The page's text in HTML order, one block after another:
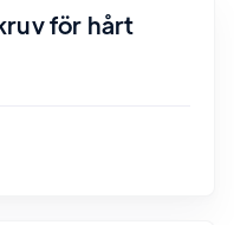
för hårt